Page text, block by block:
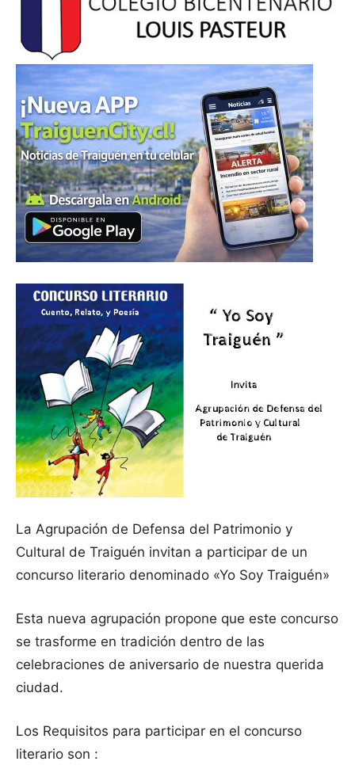
La Agrupación de Defensa del Patrimonio y
Cultural de Traiguén invitan a participar de un
concurso literario denominado «Yo Soy Traiguén»
Esta nueva agrupación propone que este concurso
se trasforme en tradición dentro de las
celebraciones de aniversario de nuestra querida
ciudad.
Los Requisitos para participar en el concurso
literario son :